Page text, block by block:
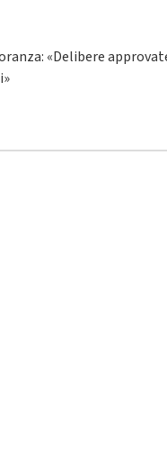
«Delibere